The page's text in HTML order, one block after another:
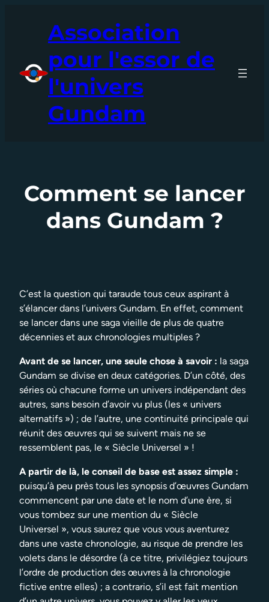
Association
pour l'essor de
l'univers
Gundam
Comment se lancer
dans Gundam ?
C’est la question qui taraude tous ceux aspirant à
s’élancer dans l’univers Gundam. En effet, comment
se lancer dans une saga vieille de plus de quatre
décennies et aux chronologies multiples ?
Avant de se lancer, une seule chose à savoir : la saga
Gundam se divise en deux catégories. D’un côté, des
séries où chacune forme un univers indépendant des
autres, sans besoin d’avoir vu plus (les « univers
alternatifs ») ; de l’autre, une continuité principale qui
réunit des œuvres qui se suivent mais ne se
ressemblent pas, le « Siècle Universel » !
A partir de là, le conseil de base est assez simple :
puisqu’à peu près tous les synopsis d’œuvres Gundam
commencent par une date et le nom d’une ère, si
vous tombez sur une mention du « Siècle
Universel », vous saurez que vous vous aventurez
dans une vaste chronologie, au risque de prendre les
volets dans le désordre (à ce titre, privilégiez toujours
l’ordre de production des œuvres à la chronologie
fictive entre elles) ; a contrario, s’il est fait mention